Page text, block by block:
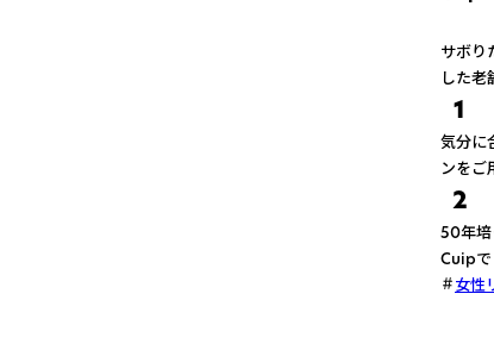
サボり
した
1
気分に
ンをご
2
50年培
Cuipで
女性